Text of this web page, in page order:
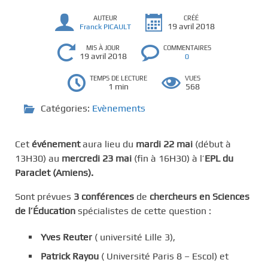
AUTEUR
Franck PICAULT
CRÉÉ
19 avril 2018
MIS À JOUR
19 avril 2018
COMMENTAIRES
0
TEMPS DE LECTURE
1 min
VUES
568
Catégories: Evènements
Cet événementaura lieu du mardi 22 mai (début à
13H30) au mercredi 23 mai (fin à 16H30) à l’EPL du
Paraclet (Amiens).
Sont prévues 3 conférences de chercheurs en Sciences
de l’Éducation spécialistes de cette question :
Yves Reuter ( université Lille 3),
Patrick Rayou ( Université Paris 8 – Escol) et